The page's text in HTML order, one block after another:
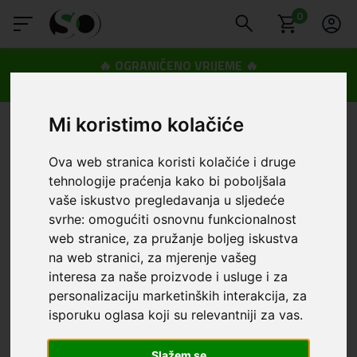
Mi koristimo kolačiće
Ova web stranica koristi kolačiće i druge
tehnologije praćenja kako bi poboljšala
vaše iskustvo pregledavanja u sljedeće
svrhe:omogućiti osnovnu funkcionalnost
web stranice, za pružanje boljeg iskustva
na web stranici, za mjerenje vašeg
interesa za naše proizvode i usluge i za
personalizaciju marketinških interakcija, za
isporuku oglasa koji su relevantniji za vas.
0
🔥 OGRANIČENO VRIJEME 🔥